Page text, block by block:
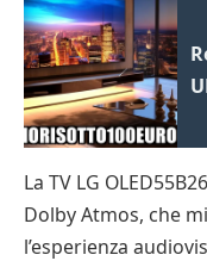
La TV LG
Dolby Atmos, che
l’esperienza